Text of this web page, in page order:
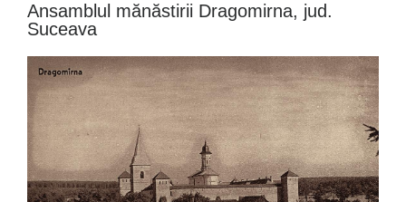
Ansamblul mănăstirii Dragomirna, jud.
Suceava